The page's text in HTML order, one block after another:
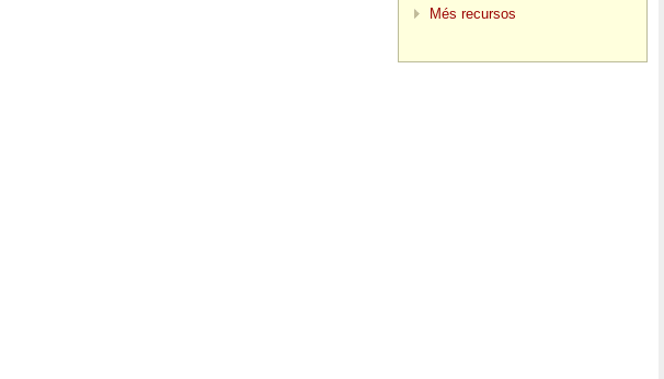
Més recursos